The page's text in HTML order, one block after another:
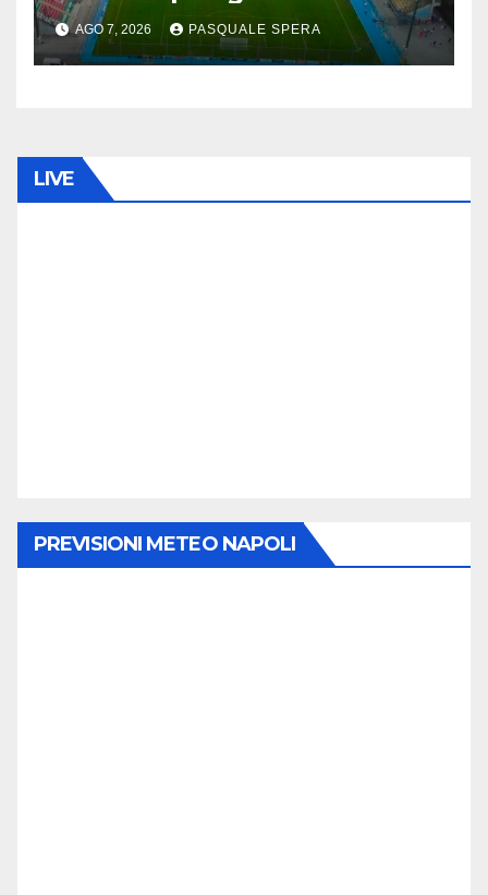
AGO 7, 2026 PASQUALE SPERA
LIVE
PREVISIONI METEO NAPOLI